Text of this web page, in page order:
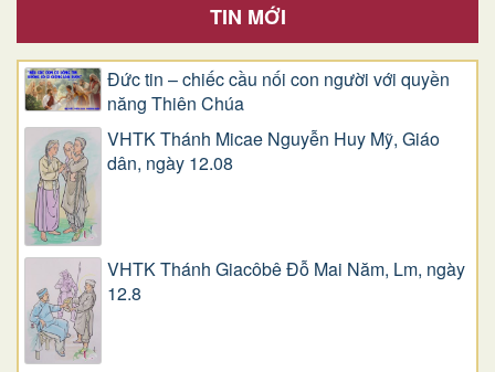
TIN MỚI
Đức tin – chiếc cầu nối con người với quyền
năng Thiên Chúa
VHTK Thánh Micae Nguyễn Huy Mỹ, Giáo
dân, ngày 12.08
VHTK Thánh Giacôbê Ðỗ Mai Năm, Lm, ngày
12.8